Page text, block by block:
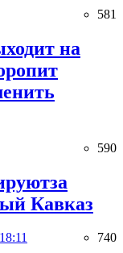
581
на
590
Кавказ
740